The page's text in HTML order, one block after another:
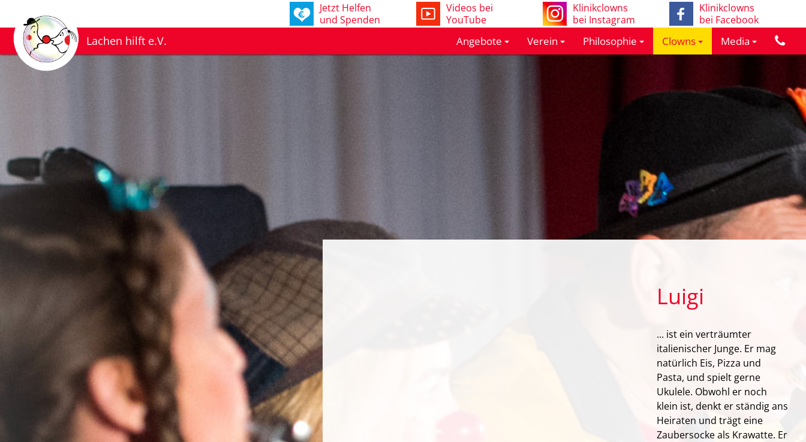
Klinikclowns
bei Facebook
Klinikclowns
bei Instagram
Videos bei
YouTube
Jetzt Helfen
und Spenden
Lachen hilft e.V. Angebote Verein Philosophie Clowns Media
Luigi
... ist ein verträumter
italienischer Junge. Er mag
natürlich Eis, Pizza und
Pasta, und spielt gerne
Ukulele. Obwohl er noch
klein ist, denkt er ständig ans
Heiraten und trägt eine
Zaubersocke als Krawatte. Er